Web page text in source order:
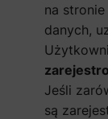
na
danych,
Jeśli
są